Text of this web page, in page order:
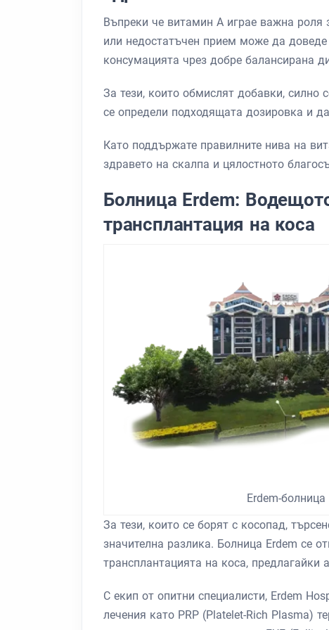
Въпреки че витамин А играе важна
или недостатъчен прием може да
консумацията чрез добре балансирана
За тези, които обмислят добавки, силно
се определи подходящата дозировка и
Като поддържате правилните нива на
здравето на скалпа и цялостното
Болница Erdem:
трансплантация на коса
Erdem-болница
За тези, които се борят с косопад,
значителна разлика. Болница Erdem се
трансплантацията на коса,
С екип от опитни специалисти, Erdem
лечения като PRP (Platelet-Rich Plasma)